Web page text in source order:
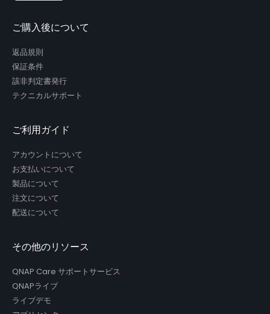
ご購入後について
返品規則
保証条件
該非判定書発行
テクニカルサポート
ご利用ガイド
アカウントについて
お支払いについて
製品について
注文について
配送について
その他のリソース
QNAP Care サポートサービス
QNAPライブ
ライブデモ